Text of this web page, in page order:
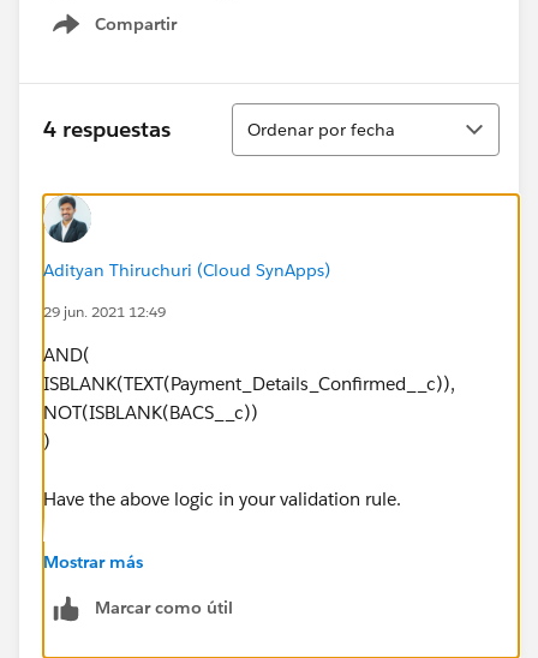
Compartir
Show menu
4 respuestas
Ordenar
Ordenar por fecha
Adityan Thiruchuri (Cloud SynApps)
29 jun. 2021 12:49
AND(
ISBLANK(TEXT(Payment_Details_Confirmed__c)),
NOT(ISBLANK(BACS__c))
)
Have the above logic in your validation rule.
Mark this as best if it helps
Mostrar más
Marcar como útil